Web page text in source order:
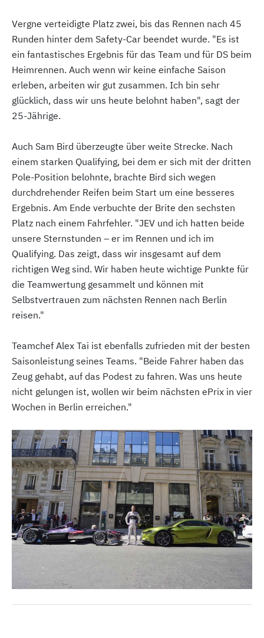
Vergne verteidigte Platz zwei, bis das Rennen nach 45
Runden hinter dem Safety-Car beendet wurde. "Es ist
ein fantastisches Ergebnis für das Team und für DS beim
Heimrennen. Auch wenn wir keine einfache Saison
erleben, arbeiten wir gut zusammen. Ich bin sehr
glücklich, dass wir uns heute belohnt haben", sagt der
25-Jährige.
Auch Sam Bird überzeugte über weite Strecke. Nach
einem starken Qualifying, bei dem er sich mit der dritten
Pole-Position belohnte, brachte Bird sich wegen
durchdrehender Reifen beim Start um eine besseres
Ergebnis. Am Ende verbuchte der Brite den sechsten
Platz nach einem Fahrfehler. "JEV und ich hatten beide
unsere Sternstunden – er im Rennen und ich im
Qualifying. Das zeigt, dass wir insgesamt auf dem
richtigen Weg sind. Wir haben heute wichtige Punkte für
die Teamwertung gesammelt und können mit
Selbstvertrauen zum nächsten Rennen nach Berlin
reisen."
Teamchef Alex Tai ist ebenfalls zufrieden mit der besten
Saisonleistung seines Teams. "Beide Fahrer haben das
Zeug gehabt, auf das Podest zu fahren. Was uns heute
nicht gelungen ist, wollen wir beim nächsten ePrix in vier
Wochen in Berlin erreichen."